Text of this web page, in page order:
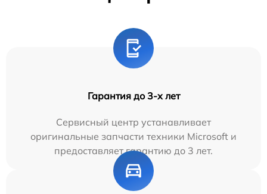
Гарантия до 3-х лет
Сервисный центр устанавливает
оригинальные запчасти техники Microsoft и
предоставляет гарантию до 3 лет.